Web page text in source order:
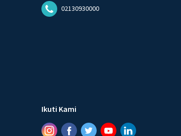
02130930000
Ikuti Kami